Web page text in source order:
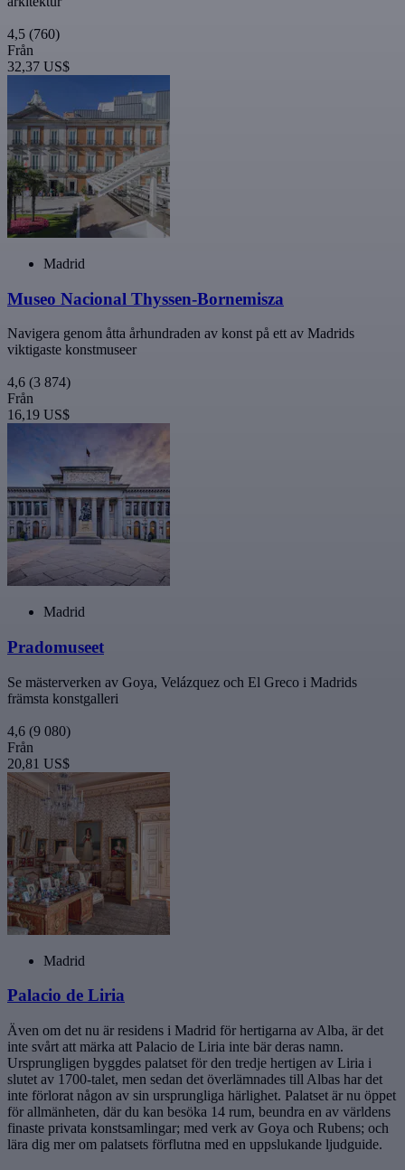
4,5 (760)
Från
32,37 US$
Madrid
Museo Nacional Thyssen-Bornemisza
Navigera genom åtta århundraden av konst på ett av Madrids
viktigaste konstmuseer
4,6 (3 874)
Från
16,19 US$
Madrid
Pradomuseet
Se mästerverken av Goya, Velázquez och El Greco i Madrids
främsta konstgalleri
4,6 (9 080)
Från
20,81 US$
Madrid
Palacio de Liria
Även om det nu är residens i Madrid för hertigarna av Alba, är det
inte svårt att märka att Palacio de Liria inte bär deras namn.
Ursprungligen byggdes palatset för den tredje hertigen av Liria i
slutet av 1700-talet, men sedan det överlämnades till Albas har det
inte förlorat någon av sin ursprungliga härlighet. Palatset är nu öppet
för allmänheten, där du kan besöka 14 rum, beundra en av världens
finaste privata konstsamlingar; med verk av Goya och Rubens; och
lära dig mer om palatsets förflutna med en uppslukande ljudguide.